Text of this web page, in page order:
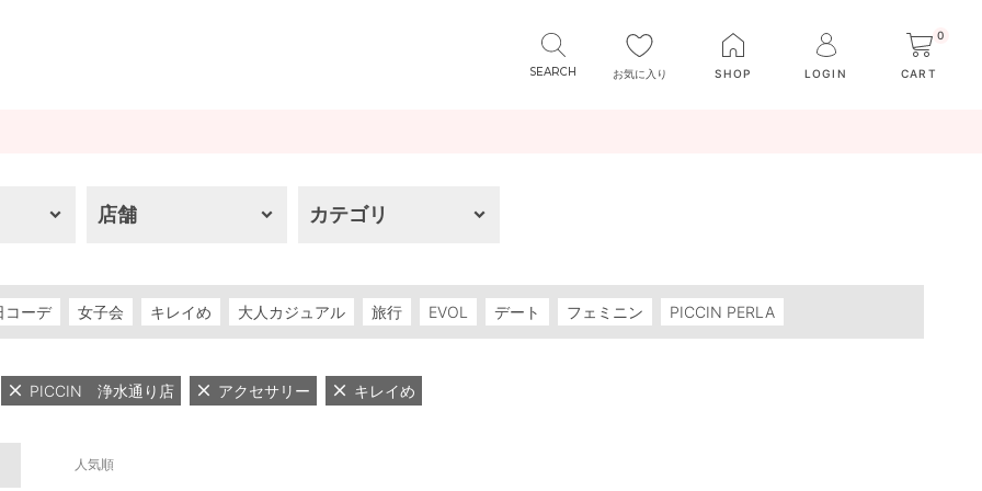
お気に入り SHOP LOGIN
0
CART
店舗 カテゴリ
コーデ 女子会 キレイめ 大人カジュアル 旅行 EVOL デート フェミニン PICCIN PERLA
PICCIN 浄水通り店 アクセサリー キレイめ
人気順